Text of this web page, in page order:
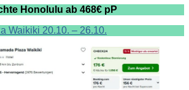
Honolulu ab 468€ pP
Waikiki 20.10. – 26.10.